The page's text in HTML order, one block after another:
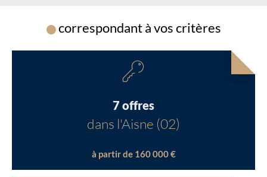
Chargement...
correspondant à vos critères
7 offres
dans l'Aisne (02)
à partir de 160 000 €